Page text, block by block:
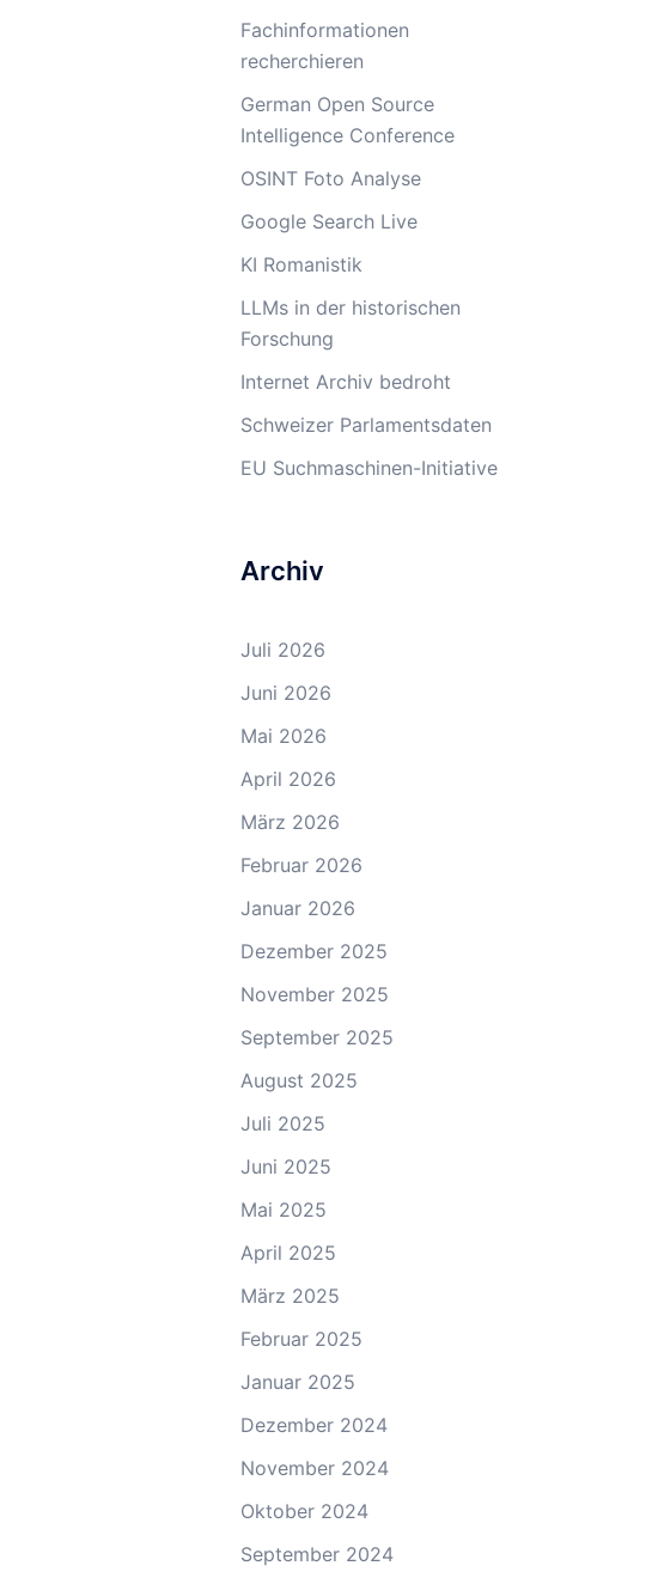
Fachinformationen
recherchieren
German Open Source
Intelligence Conference
OSINT Foto Analyse
Google Search Live
KI Romanistik
LLMs in der historischen
Forschung
Internet Archiv bedroht
Schweizer Parlamentsdaten
EU Suchmaschinen-Initiative
Archiv
Juli 2026
Juni 2026
Mai 2026
April 2026
März 2026
Februar 2026
Januar 2026
Dezember 2025
November 2025
September 2025
August 2025
Juli 2025
Juni 2025
Mai 2025
April 2025
März 2025
Februar 2025
Januar 2025
Dezember 2024
November 2024
Oktober 2024
September 2024